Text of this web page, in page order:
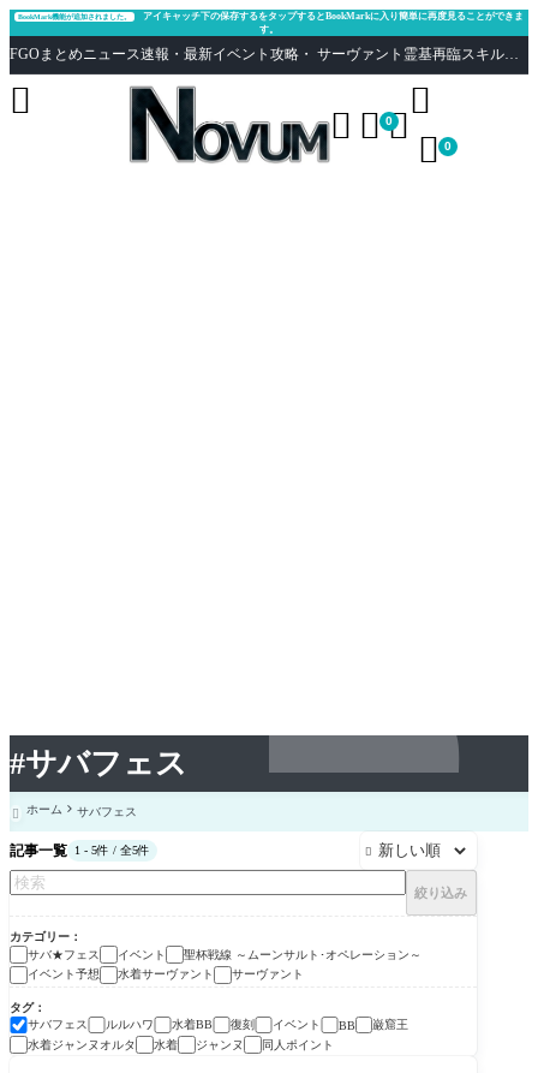
#サバフェス
BookMark機能が追加されました。
アイキャッチ下の保存するをタップするとBookMarkに入り簡単に再度見ることができま
す。
FGOまとめニュース速報・最新イベント攻略・ サーヴァント霊基再臨スキル性能評価まとめ Fate/Grand Order
  0

 0

 ホーム サバフェス
記事一覧 1 - 5件 / 全5件 
絞り込み
カテゴリー
サバ★フェス
イベント
聖杯戦線 ～ムーンサルト･オペレーション～
イベント予想
水着サーヴァント サーヴァント
タグ
サバフェス
ルルハワ 水着BB 復刻 イベント BB
巌窟王
水着ジャンヌオルタ
水着 ジャンヌ 同人ポイント
サバ★フェス